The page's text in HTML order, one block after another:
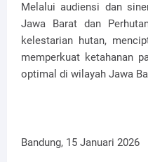
Melalui audiensi dan
Jawa Barat dan
kelestarian hutan,
memperkuat ketahanan
optimal di wilayah Jawa
Bandung, 15 Januari 2026